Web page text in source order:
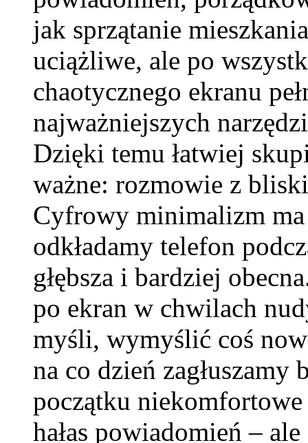
jak sprzątanie
uciążliwe, ale po
chaotycznego ekranu
najważniejszych
Dzięki temu łatwiej
ważne: rozmowie z
Cyfrowy minimalizm
odkładamy telefon
głębsza i bardziej
po ekran w chwilach
myśli, wymyślić coś
na co dzień zagłuszamy
początku
hałas powiadomień –